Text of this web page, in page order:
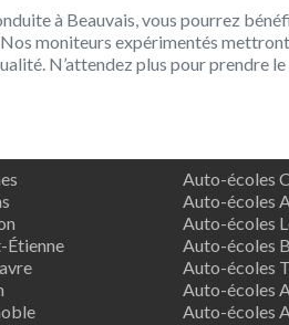
à Beauvais, vous pourrez
Nos moniteurs expérimentés
N’attendez plus pour prendre
Étienne
Auto-écoles
Auto-écoles
Auto-écoles
Auto-écoles
Auto-écoles
Auto-écoles
Auto-écoles